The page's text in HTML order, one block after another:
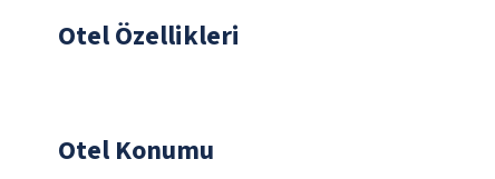
Otel Özellikleri
Otel Konumu